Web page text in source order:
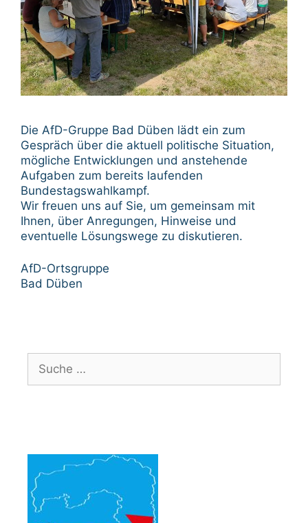
Die AfD-Gruppe Bad Düben lädt ein zum
Gespräch über die aktuell politische Situation,
mögliche Entwicklungen und anstehende
Aufgaben zum bereits laufenden
Bundestagswahlkampf.
Wir freuen uns auf Sie, um gemeinsam mit
Ihnen, über Anregungen, Hinweise und
eventuelle Lösungswege zu diskutieren.
AfD-Ortsgruppe
Bad Düben
nach: